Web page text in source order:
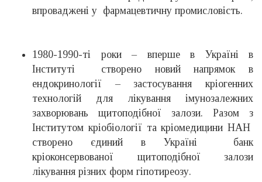
впроваджені у фармацевтичну промисловість.
1980-1990-ті роки – вперше в Україні в
Інституті створено новий напрямок в
ендокринології – застосування кріогенних
технологій для лікування імунозалежних
захворювань щитоподібної залози. Разом з
Інститутом кріобіології та кріомедицини НАН
створено єдиний в Україні банк
кріоконсервованої щитоподібної залози
лікування різних форм гіпотиреозу.